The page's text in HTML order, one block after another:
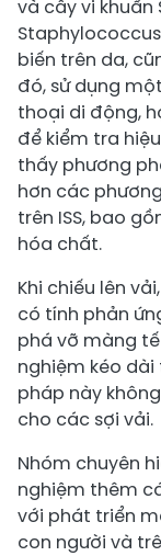
và cấy vi
biến trên da,
đó, sử dụng
thoại di động,
để kiểm tra
thấy phương
hơn các
trên ISS, bao
hóa chất.
Khi chiếu lên
có tính phản
phá vỡ màng
nghiệm kéo dài
pháp này
cho các sợi vải.
Nhóm chuyên
nghiệm thêm
với phát triển
con người và